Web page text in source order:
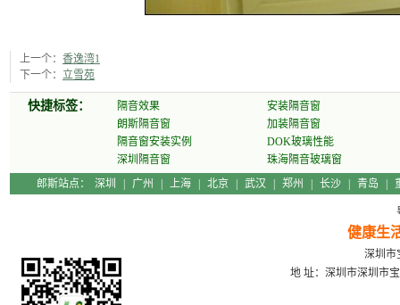
上一个： 香逸湾1
下一个： 立雪苑
快捷标签： 隔音效果
安装隔音窗
朗斯隔音窗
加装隔音窗
隔音窗安装实例
DOK玻璃性能
深圳隔音窗
珠海隔音玻璃窗
郎斯站点：
深圳 广州 上海 北京 武汉 郑州 长沙 青岛
健康生
深圳市
地 址：深圳市深圳市